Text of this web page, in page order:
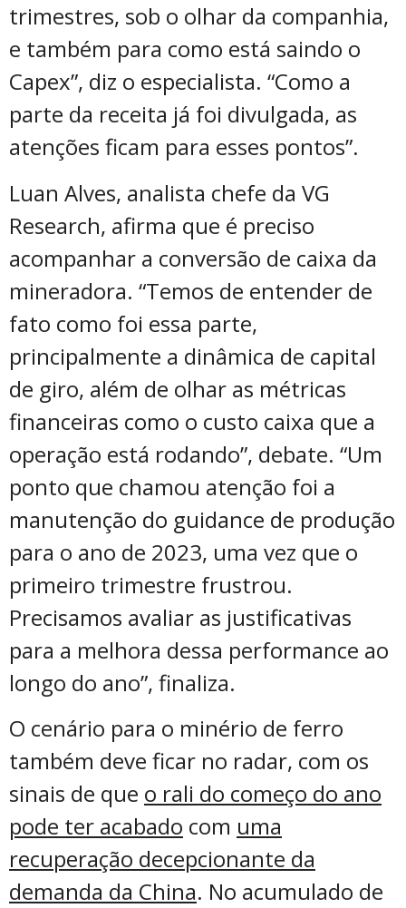
trimestres, sob o olhar da companhia,
e também para como está saindo o
Capex”, diz o especialista. “Como a
parte da receita já foi divulgada, as
atenções ficam para esses pontos”.
Luan Alves, analista chefe da VG
Research, afirma que é preciso
acompanhar a conversão de caixa da
mineradora. “Temos de entender de
fato como foi essa parte,
principalmente a dinâmica de capital
de giro, além de olhar as métricas
financeiras como o custo caixa que a
operação está rodando”, debate. “Um
ponto que chamou atenção foi a
manutenção do guidance de produção
para o ano de 2023, uma vez que o
primeiro trimestre frustrou.
Precisamos avaliar as justificativas
para a melhora dessa performance ao
longo do ano”, finaliza.
O cenário para o minério de ferro
também deve ficar no radar, com os
sinais de que o rali do começo do ano
pode ter acabado com uma
recuperação decepcionante da
demanda da China. No acumulado de